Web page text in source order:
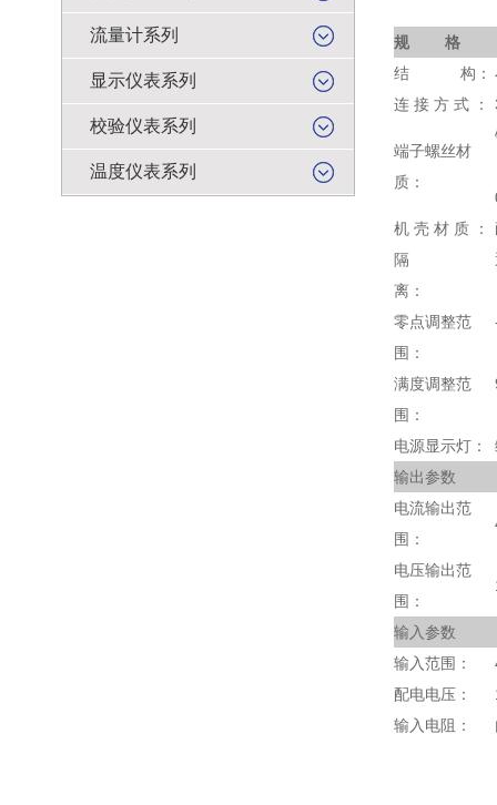
流量计系列
显示仪表系列
校验仪表系列
温度仪表系列
规 格
结 构：
连 接 方 式 ：
端子螺丝材
质：
机 壳 材 质 ：
隔
离：
零点调整范
围：
满度调整范
围：
电源显示灯：
输出参数
电流输出范
围：
电压输出范
围：
输入参数
输入范围：
配电电压：
输入电阻：